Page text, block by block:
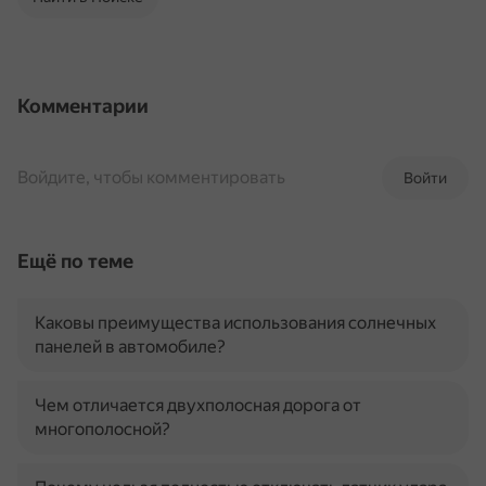
Комментарии
Войти
Войдите, чтобы комментировать
Ещё по теме
Каковы преимущества использования солнечных
панелей в автомобиле?
Чем отличается двухполосная дорога от
многополосной?